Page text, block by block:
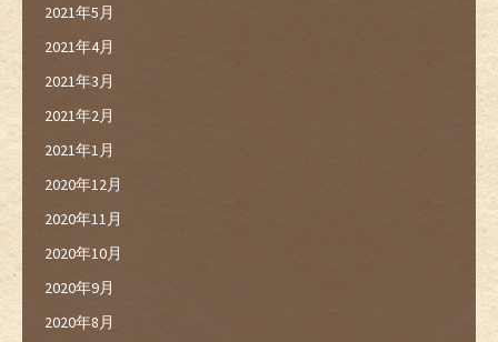
2021年5月
2021年4月
2021年3月
2021年2月
2021年1月
2020年12月
2020年11月
2020年10月
2020年9月
2020年8月